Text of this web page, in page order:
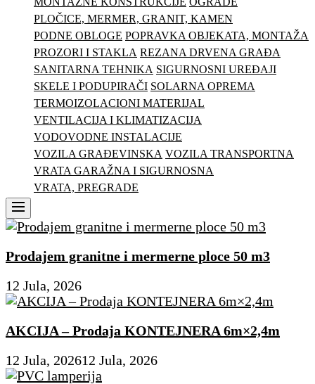
PLOČICE, MERMER, GRANIT, KAMEN
PODNE OBLOGE POPRAVKA OBJEKATA, MONTAŽA
PROZORI I STAKLA REZANA DRVENA GRAĐA
SANITARNA TEHNIKA SIGURNOSNI UREĐAJI
SKELE I PODUPIRAČI SOLARNA OPREMA
TERMOIZOLACIONI MATERIJAL
VENTILACIJA I KLIMATIZACIJA
VODOVODNE INSTALACIJE
VOZILA GRAĐEVINSKA VOZILA TRANSPORTNA
VRATA GARAŽNA I SIGURNOSNA
VRATA, PREGRADE
Menu
Prodajem granitne i mermerne ploce 50 m3
12 Jula, 2026
AKCIJA – Prodaja KONTEJNERA 6m×2,4m
12 Jula, 202612 Jula, 2026